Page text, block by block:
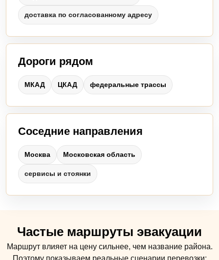
доставка по согласованному адресу
Дороги рядом
МКАД ЦКАД федеральные трассы
Соседние направления
Москва Московская область
сервисы и стоянки
Частые маршруты эвакуации
Маршрут влияет на цену сильнее, чем название района.
Поэтому показываем реальные сценарии перевозки: